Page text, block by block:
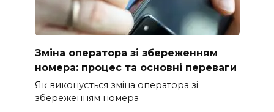
Зміна оператора зі збереженням
номера: процес та основні переваги
Як виконується зміна оператора зі
збереженням номера